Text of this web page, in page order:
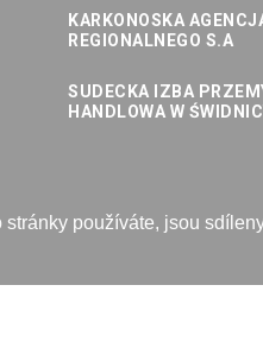
používáte, jsou
KARKONOSKA
REGIONALNEGO S.A
SUDECKA IZBA
HANDLOWA W